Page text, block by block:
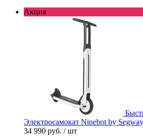
Акция
Электросамокат Ninebot by
34 990 руб. / шт